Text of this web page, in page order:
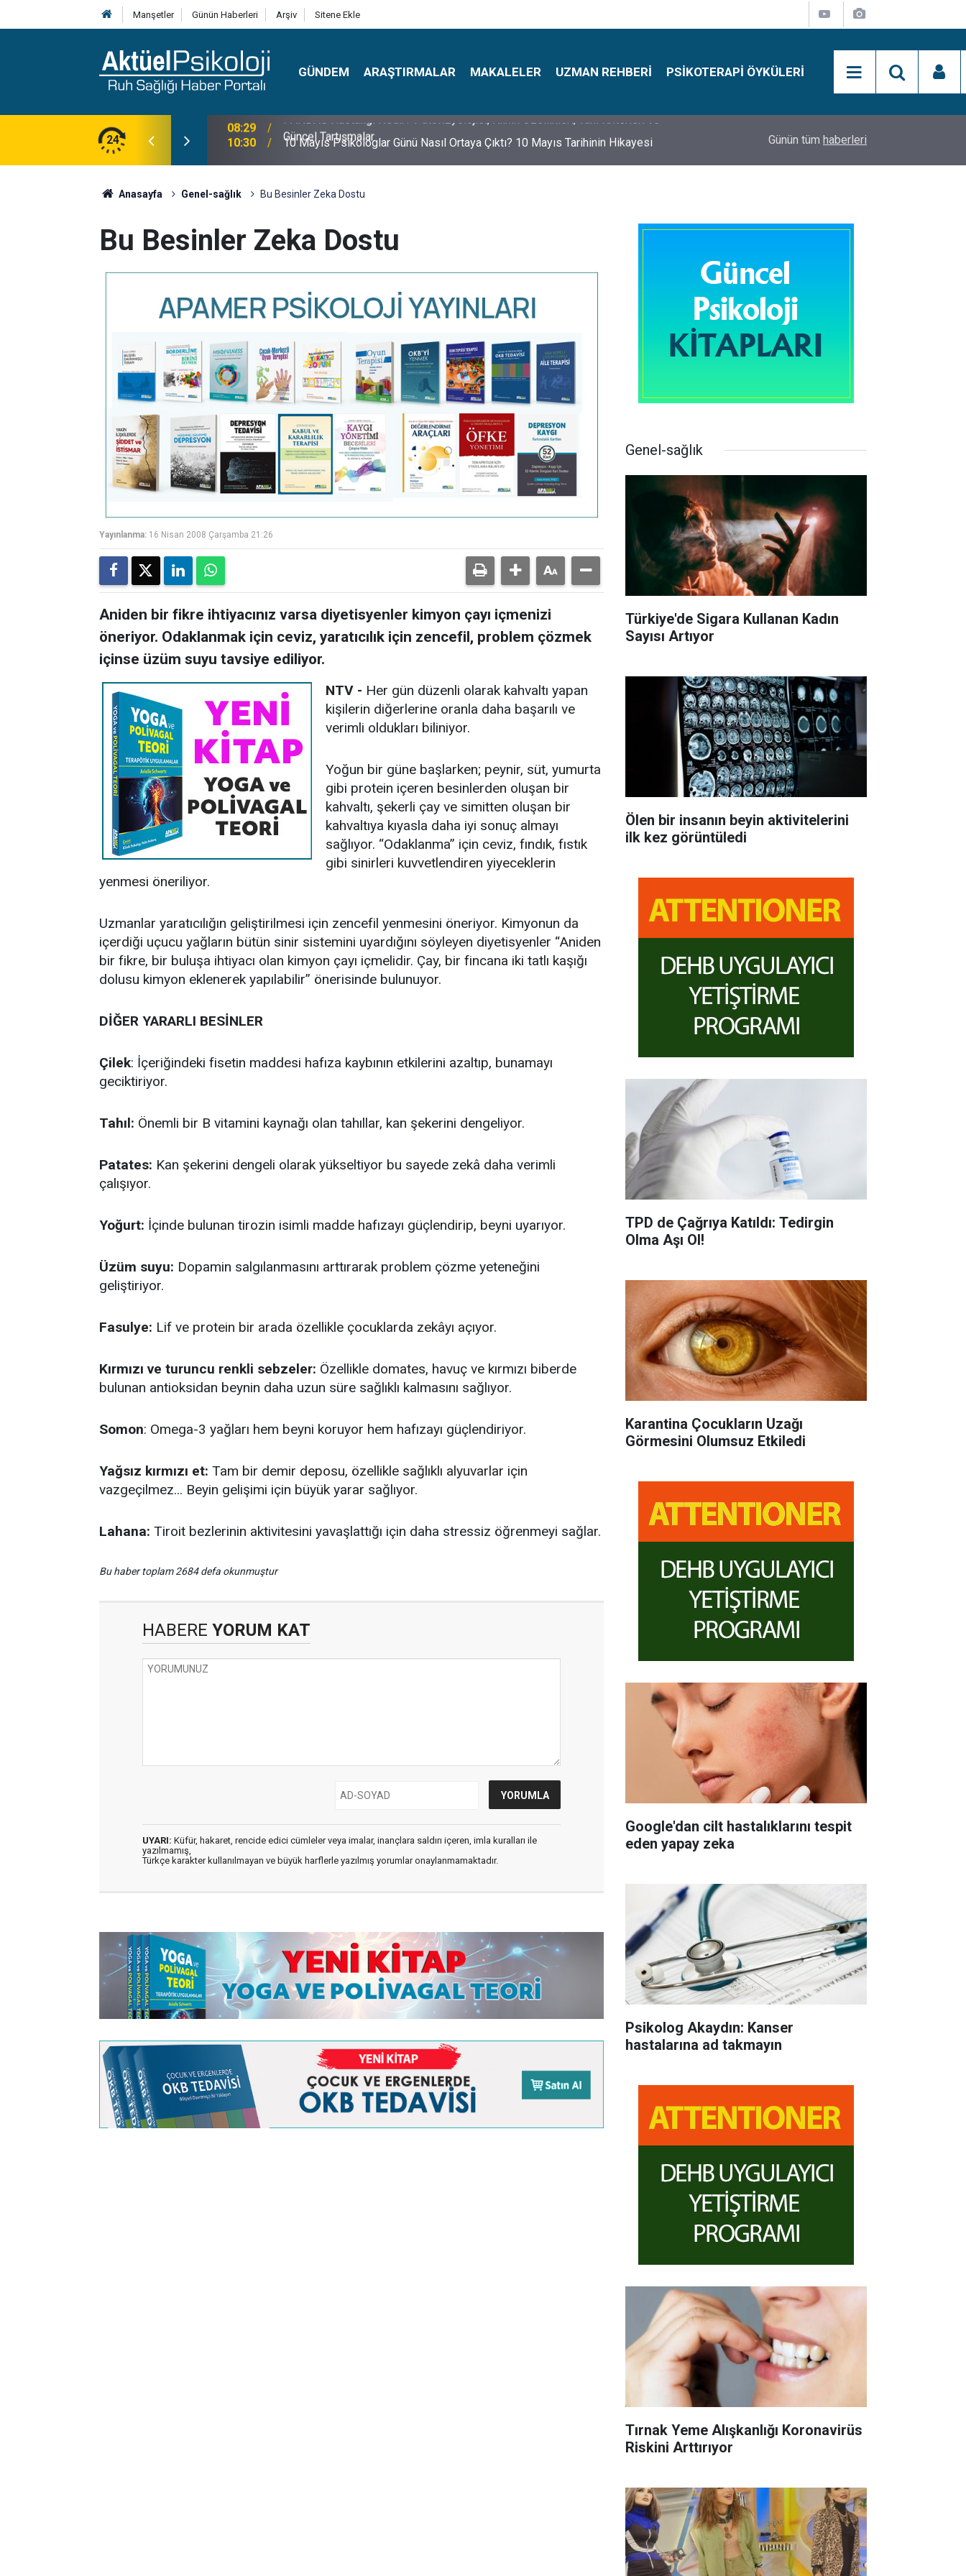
Manşetler Günün Haberleri Arşiv Sitene Ekle
GÜNDEM ARAŞTIRMALAR MAKALELER UZMAN REHBERI PSIKOTERAPI ÖYKÜLERI
24
Klinik Özellikleri, Tanı Kriterleri ve
10:30 10 Mayıs Psikologlar Günü Nasıl Ortaya Çıktı? 10 Mayıs Tarihinin Hikayesi Simon Says Dikkat Programı Nedir?
Günün tüm haberleri
Anasayfa Genel-sağlık Bu Besinler Zeka Dostu
Bu Besinler Zeka Dostu
Yayınlanma: 16 Nisan 2008 Çarşamba 21:26
Aniden bir fikre ihtiyacınız varsa diyetisyenler kimyon çayı içmenizi
öneriyor. Odaklanmak için ceviz, yaratıcılık için zencefil, problem çözmek
içinse üzüm suyu tavsiye ediliyor.
NTV - Her gün düzenli olarak kahvaltı yapan
kişilerin diğerlerine oranla daha başarılı ve
verimli oldukları biliniyor.
Yoğun bir güne başlarken; peynir, süt, yumurta
gibi protein içeren besinlerden oluşan bir
kahvaltı, şekerli çay ve simitten oluşan bir
kahvaltıya kıyasla daha iyi sonuç almayı
sağlıyor. “Odaklanma” için ceviz, fındık, fıstık
gibi sinirleri kuvvetlendiren yiyeceklerin
yenmesi öneriliyor.
Uzmanlar yaratıcılığın geliştirilmesi için zencefil yenmesini öneriyor. Kimyonun da
içerdiği uçucu yağların bütün sinir sistemini uyardığını söyleyen diyetisyenler “Aniden
bir fikre, bir buluşa ihtiyacı olan kimyon çayı içmelidir. Çay, bir fincana iki tatlı kaşığı
dolusu kimyon eklenerek yapılabilir” önerisinde bulunuyor.
DİĞER YARARLI BESİNLER
Çilek: İçeriğindeki fisetin maddesi hafıza kaybının etkilerini azaltıp, bunamayı
geciktiriyor.
Tahıl: Önemli bir B vitamini kaynağı olan tahıllar, kan şekerini dengeliyor.
Patates: Kan şekerini dengeli olarak yükseltiyor bu sayede zekâ daha verimli
çalışıyor.
Yoğurt: İçinde bulunan tirozin isimli madde hafızayı güçlendirip, beyni uyarıyor.
Üzüm suyu: Dopamin salgılanmasını arttırarak problem çözme yeteneğini
geliştiriyor.
Fasulye: Lif ve protein bir arada özellikle çocuklarda zekâyı açıyor.
Kırmızı ve turuncu renkli sebzeler: Özellikle domates, havuç ve kırmızı biberde
bulunan antioksidan beynin daha uzun süre sağlıklı kalmasını sağlıyor.
Somon: Omega-3 yağları hem beyni koruyor hem hafızayı güçlendiriyor.
Yağsız kırmızı et: Tam bir demir deposu, özellikle sağlıklı alyuvarlar için
vazgeçilmez... Beyin gelişimi için büyük yarar sağlıyor.
Lahana: Tiroit bezlerinin aktivitesini yavaşlattığı için daha stressiz öğrenmeyi sağlar.
Bu haber toplam 2684 defa okunmuştur
HABERE YORUM KAT
UYARI: Küfür, hakaret, rencide edici cümleler veya imalar, inançlara saldırı içeren, imla kuralları ile
yazılmamış,
Türkçe karakter kullanılmayan ve büyük harflerle yazılmış yorumlar onaylanmamaktadır.
Genel-sağlık
Türkiye'de Sigara Kullanan Kadın
Sayısı Artıyor
Ölen bir insanın beyin aktivitelerini
ilk kez görüntüledi
TPD de Çağrıya Katıldı: Tedirgin
Olma Aşı Ol!
Karantina Çocukların Uzağı
Görmesini Olumsuz Etkiledi
Google'dan cilt hastalıklarını tespit
eden yapay zeka
Psikolog Akaydın: Kanser
hastalarına ad takmayın
Tırnak Yeme Alışkanlığı Koronavirüs
Riskini Arttırıyor